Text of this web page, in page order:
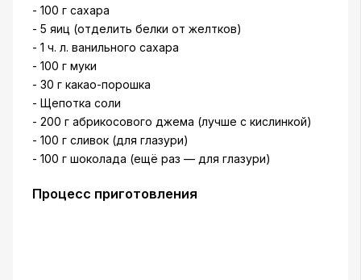
- 100 г сахара
- 5 яиц (отделить белки от желтков)
- 1 ч. л. ванильного сахара
- 100 г муки
- 30 г какао-порошка
- Щепотка соли
- 200 г абрикосового джема (лучше с кислинкой)
- 100 г сливок (для глазури)
- 100 г шоколада (ещё раз — для глазури)
Процесс приготовления